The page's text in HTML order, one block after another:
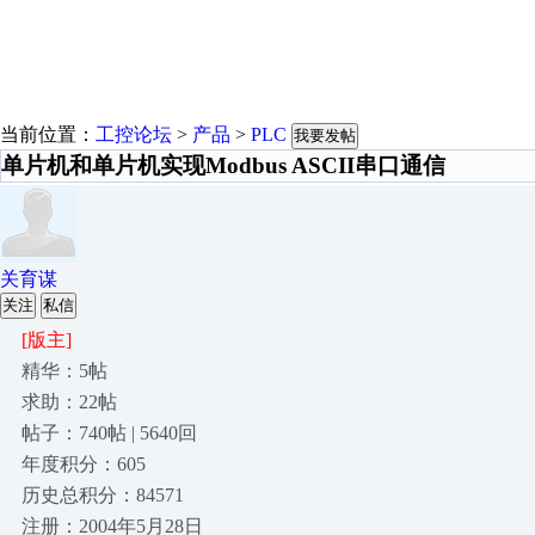
当前位置： 工控论坛 > 产品 > PLC 我要发帖
单片机和单片机实现Modbus ASCII串口通信
关育谋
关注 私信
[版主]
精华：5帖
求助：22帖
帖子：740帖 | 5640回
年度积分：605
历史总积分：84571
注册：2004年5月28日